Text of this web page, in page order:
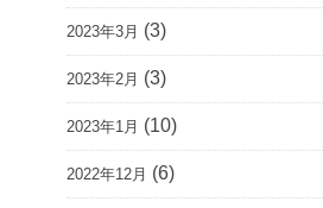
2023年3月 (3)
2023年2月 (3)
2023年1月 (10)
2022年12月 (6)